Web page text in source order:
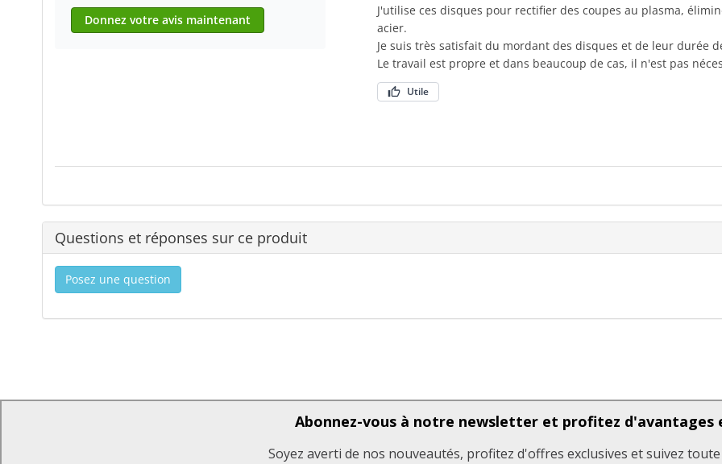
Donnez votre avis maintenant
J'utilise ces disques pour rectifier des coupes au plasma,
acier.
Je suis très satisfait du mordant des disques et de leur durée
Le travail est propre et dans beaucoup de cas, il n'est pas
Utile
Questions et réponses sur ce produit
Posez une question